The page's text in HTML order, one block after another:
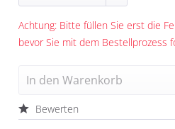
Achtung: Bitte füllen Sie erst die
bevor Sie mit dem Bestellprozess
In den Warenkorb
Bewerten